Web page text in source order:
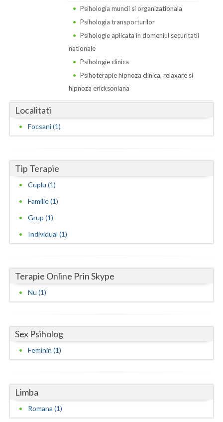
Harghita
Hunedoara
Iasi
Maramures
Mehedinti
Neamt
Salaj
Satu-Mare
Suceava
Teleorman
Psihologia muncii si organizationala
Psihologia transporturilor
Psihologie aplicata in domeniul securitatii
nationale
Psihologie clinica
Psihoterapie hipnoza clinica, relaxare si
hipnoza ericksoniana
Localitati
Focsani (1)
Tip Terapie
Cuplu (1)
Familie (1)
Grup (1)
Individual (1)
Terapie Online Prin Skype
Nu (1)
Sex Psiholog
Feminin (1)
Limba
Romana (1)